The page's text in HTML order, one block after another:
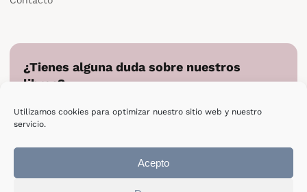
Utilizamos cookies para optimizar nuestro sitio web y nuestro
servicio.
Acepto
¿Tienes alguna duda sobre nuestros
libros?
directamente.
Escribir a Epsilon